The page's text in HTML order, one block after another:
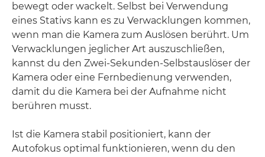
bewegt oder wackelt. Selbst bei Verwendung
eines Stativs kann es zu Verwacklungen kommen,
wenn man die Kamera zum Auslösen berührt. Um
Verwacklungen jeglicher Art auszuschließen,
kannst du den Zwei-Sekunden-Selbstauslöser der
Kamera oder eine Fernbedienung verwenden,
damit du die Kamera bei der Aufnahme nicht
berühren musst.
Ist die Kamera stabil positioniert, kann der
Autofokus optimal funktionieren, wenn du den